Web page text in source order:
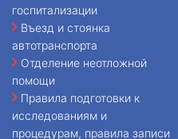
госпитализации
Въезд и стоянка
автотранспорта
Отделение неотложной
помощи
Правила подготовки к
исследованиям и
процедурам, правила записи